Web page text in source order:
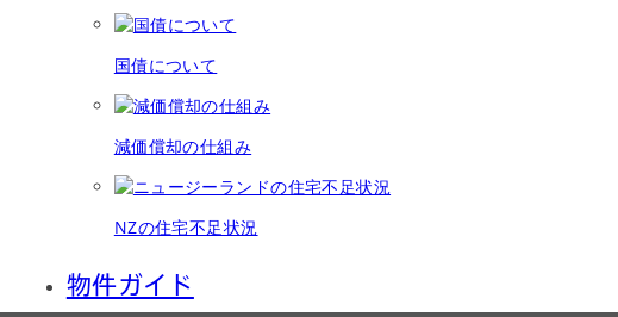
国債について
減価償却の仕組み
NZの住宅不足状況
物件ガイド